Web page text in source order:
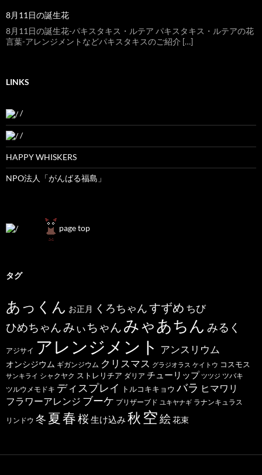
8月11日の誕生花
8月11日の誕生花-パキスタキス・ルテア パキスタキス・ルテアの花
言葉-アレンジメントなどパキスタキスのご紹介 […]
LINKS
/
/
HAPPY WHISKERS
NPO法人「がんばる福島」
page top
タグ
あっくん お正月 くろちゃんすずめ ちび
ひめちゃんみぃちゃん みゃあちん みるく
アジサイ アレンジメント アンスリウム
オンシジウム ギガンジウム クリスマス グラジオラス ケイトウ コスモス
サンキライ シャクヤク ストレリチア ダリア チューリップ ツツジ ツバキ
ツルウメモドキ ディスプレイ トルコキキョウ バラ ヒマワリ
フラワーアレンジ ブーケ プリザーブド ユキヤナギ ラナンキュラス
リンドウ 冬 夏春桜生け込み 秋 空絵花束